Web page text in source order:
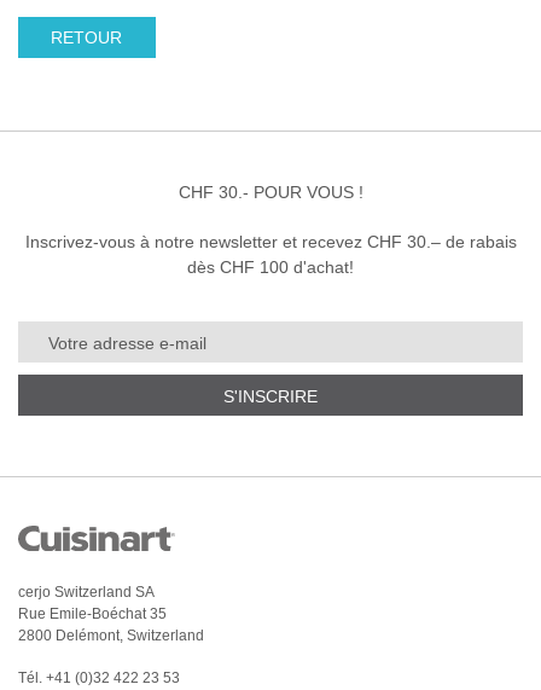
RETOUR
CHF 30.- POUR VOUS !
Inscrivez-vous à notre newsletter et recevez CHF 30.– de rabais
dès CHF 100 d'achat!
S'INSCRIRE
cerjo Switzerland SA
Rue Emile-Boéchat 35
2800 Delémont, Switzerland
Tél. +41 (0)32 422 23 53